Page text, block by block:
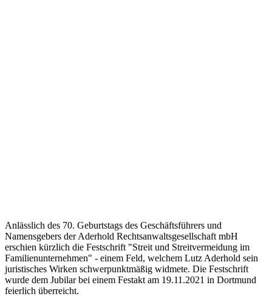
Anlässlich des 70. Geburtstags des Geschäftsführers und
Namensgebers der Aderhold Rechtsanwaltsgesellschaft mbH
erschien kürzlich die Festschrift "Streit und Streitvermeidung im
Familienunternehmen" - einem Feld, welchem Lutz Aderhold sein
juristisches Wirken schwerpunktmäßig widmete. Die Festschrift
wurde dem Jubilar bei einem Festakt am 19.11.2021 in Dortmund
feierlich überreicht.